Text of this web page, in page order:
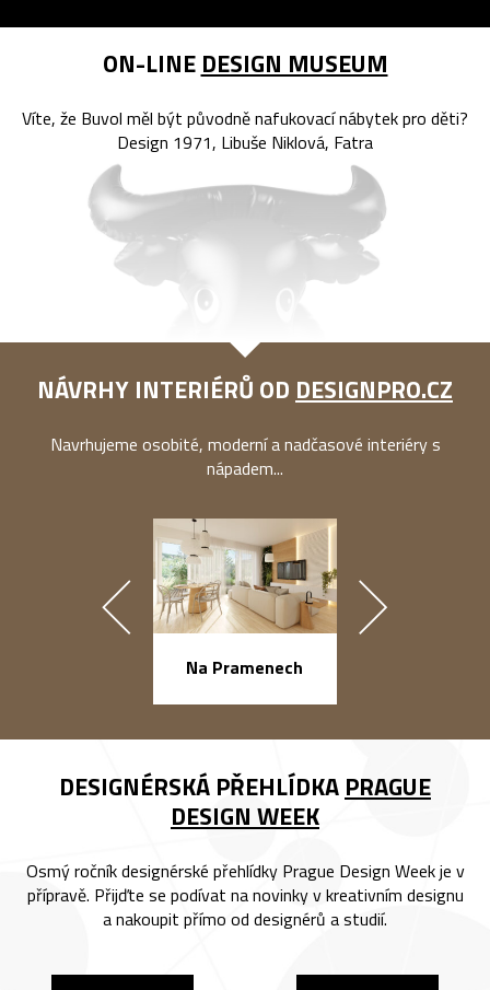
ON-LINE DESIGN MUSEUM
Víte, že Buvol měl být původně nafukovací nábytek pro děti?
Design 1971, Libuše Niklová, Fatra
NÁVRHY INTERIÉRŮ OD DESIGNPRO.CZ
Navrhujeme osobité, moderní a nadčasové interiéry s
nápadem...
Na Pramenech
DESIGNÉRSKÁ PŘEHLÍDKA PRAGUE
DESIGN WEEK
Osmý ročník designérské přehlídky Prague Design Week je v
přípravě. Přijďte se podívat na novinky v kreativním designu
a nakoupit přímo od designérů a studií.